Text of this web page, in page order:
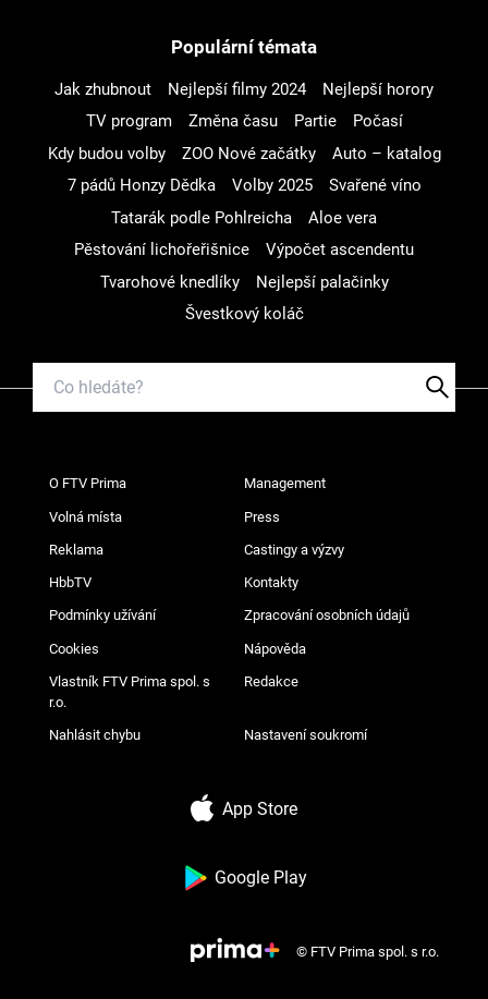
Populární témata
Jak zhubnout Nejlepší filmy 2024
Nejlepší horory
TV program
Změna času Partie
Počasí
Kdy budou volby
ZOO Nové začátky
Auto – katalog
7 pádů Honzy Dědka
Volby 2025
Svařené víno
Tatarák podle Pohlreicha
Aloe vera
Pěstování lichořeřišnice
Výpočet ascendentu
Tvarohové knedlíky
Nejlepší palačinky
Švestkový koláč
O FTV Prima Management
Volná místa Press
Reklama Castingy a výzvy
HbbTV Kontakty
Podmínky užívání Zpracování osobních údajů
Cookies Nápověda
Vlastník FTV Prima spol. s
r.o.
Redakce
Nahlásit chybu Nastavení soukromí
App Store
Google Play
© FTV Prima spol. s r.o.